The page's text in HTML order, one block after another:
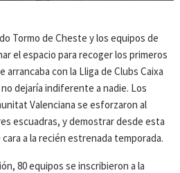
Tormo de Cheste y los equipos de
el espacio para recoger los primeros
con la Lliga de Clubs Caixa
dejaría indiferente a nadie. Los
Valenciana se esforzaron al
escuadras, y demostrar desde esta
a la recién estrenada temporada.
80 equipos se inscribieron a la